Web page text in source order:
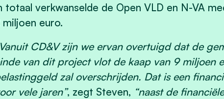
totaal verkwanselde de Open VLD en N-VA
miljoen euro.
CD&V zijn we ervan overtuigd dat de
van dit project vlot de kaap van 9 miljoen
zal overschrijden. Dat is een
vele jaren”, zegt Steven, “naast de